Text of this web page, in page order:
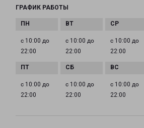
ГРАФИК РАБОТЫ
с 10:00 до
22:00
с 10:00 до
22:00
с 10:00 до
22:00
с 10:00 до
22:00
с 10:00 до
22:00
с 10:00 до
22:00